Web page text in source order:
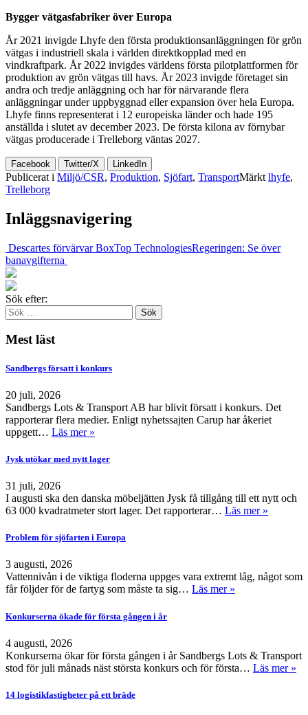
Bygger vätgasfabriker över Europa
År 2021 invigde Lhyfe den första produktionsanläggningen för grön
vätgas i industriell skala i världen direktkopplad med en
vindkraftpark. År 2022 invigdes världens första pilotplattformen för
produktion av grön vätgas till havs. År 2023 invigde företaget sin
andra och tredje anläggning och har för närvarande flera
anläggningar under uppbyggnad eller expansion över hela Europa.
Lhyfe finns representerat i 12 europeiska länder och hade 195
anställda i slutet av december 2023. De första kilona av förnybar
vätgas producerade i Trelleborg väntas 2027.
Facebook Twitter/X LinkedIn
Publicerat i Miljö/CSR, Produktion, Sjöfart, TransportMärkt lhyfe,
Trelleborg
Inläggsnavigering
Descartes förvärvar BoxTop TechnologiesRegeringen: Se över
banavgifterna
Sök efter:
Mest läst
Sandbergs försatt i konkurs
20 juli, 2026
Sandbergs Lots & Transport AB har blivit försatt i konkurs. Det
rapporterar flera medier. Enligt nyhetssajten Carup har åkeriet
uppgett… Läs mer »
Jysk utökar med nytt lager
31 juli, 2026
I augusti ska den danska möbeljätten Jysk få tillgång till ett nytt och
63 000 kvadratmeter stort lager. Det rapporterar… Läs mer »
Problem för sjöfarten i Europa
3 augusti, 2026
Vattennivån i de viktiga floderna uppges vara extremt låg, något som
får följder för de fartyg som måste ta sig… Läs mer »
Konkurserna ökade för första gången i år
4 augusti, 2026
Konkurserna ökar för första gången i år Sandbergs Lots & Transport
stod för juli månads näst största konkurs och för första… Läs mer »
14 logistikfastigheter på ett bräde